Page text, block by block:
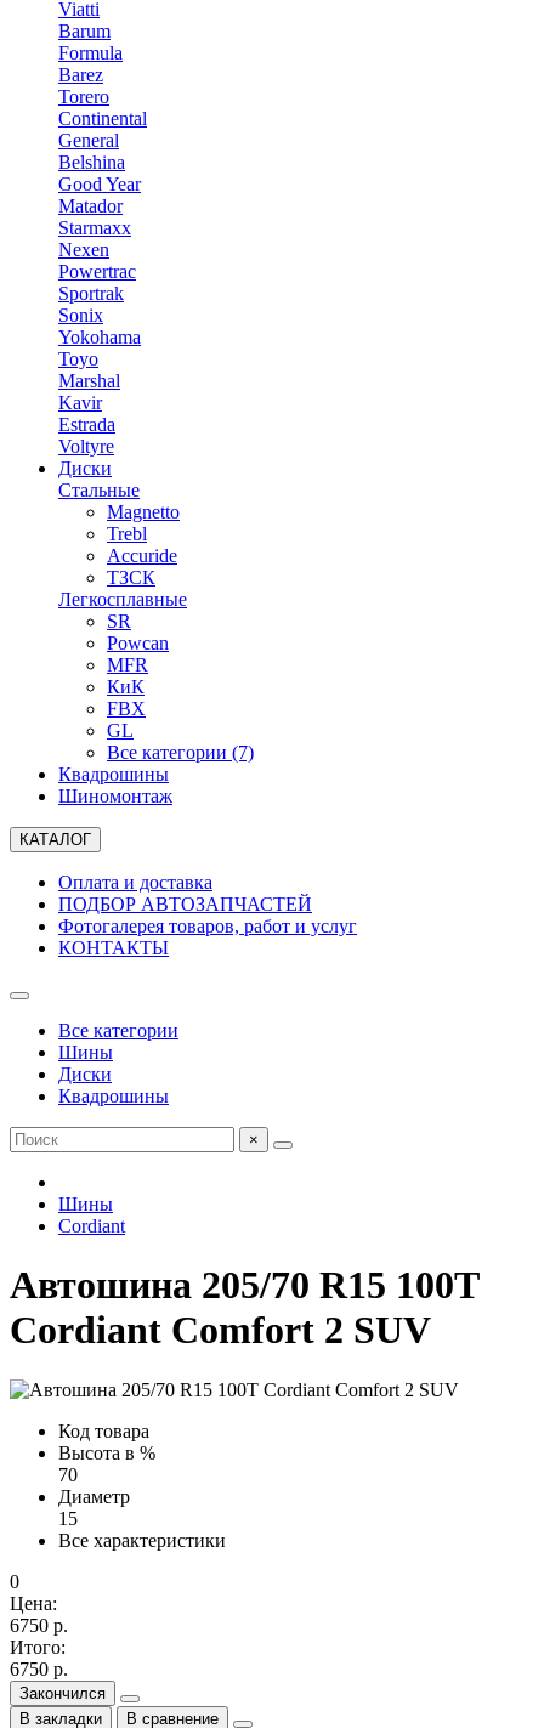
Viatti
Barum
Formula
Barez
Torero
Continental
General
Belshina
Good Year
Matador
Starmaxx
Nexen
Powertrac
Sportrak
Sonix
Yokohama
Toyo
Marshal
Kavir
Estrada
Voltyre
Диски
Стальные
Magnetto
Trebl
Accuride
ТЗСК
Легкосплавные
SR
Powcan
MFR
КиК
FBX
GL
Все категории (7)
Квадрошины
Шиномонтаж
КАТАЛОГ
Оплата и доставка
ПОДБОР АВТОЗАПЧАСТЕЙ
Фотогалерея товаров, работ и услуг
КОНТАКТЫ
Все категории
Шины
Диски
Квадрошины
×
Шины
Cordiant
Автошина 205/70 R15 100T
Cordiant Comfort 2 SUV
Код товара
Высота в %
70
Диаметр
15
Все характеристики
0
Цена:
6750 р.
Итого:
6750 р.
Закончился
В закладки
В сравнение